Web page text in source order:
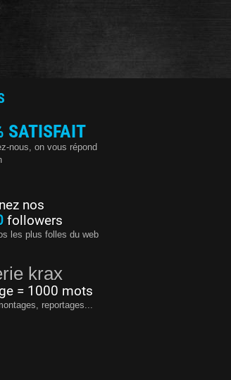
SATISFAIT
nous, on vous répond
nos
followers
les plus folles du web
krax
= 1000 mots
reportages...